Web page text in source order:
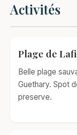
Activités
Plage de
Belle plage
Guethary. Spot
preserve.